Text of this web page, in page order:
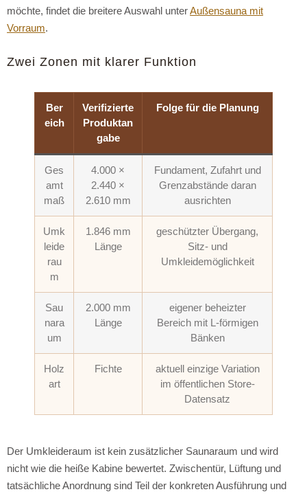
möchte, findet die breitere Auswahl unterAußensauna mit
Vorraum.
Zwei Zonen mit klarer Funktion
Ber
eich
Verifizierte
Produktan
gabe
Folge für die Planung
Ges
amt
maß
4.000 ×
2.440 ×
2.610 mm
Fundament, Zufahrt und
Grenzabstände daran
ausrichten
Umk
leide
rau
m
1.846 mm
Länge
geschützter Übergang,
Sitz- und
Umkleidemöglichkeit
Sau
nara
um
2.000 mm
Länge
eigener beheizter
Bereich mit L-förmigen
Bänken
Holz
art
Fichte
aktuell einzige Variation
im öffentlichen Store-
Datensatz
Der Umkleideraum ist kein zusätzlicher Saunaraum und wird
nicht wie die heiße Kabine bewertet. Zwischentür, Lüftung und
tatsächliche Anordnung sind Teil der konkreten Ausführung und